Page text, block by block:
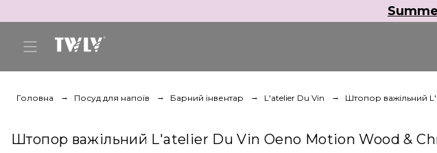
Головна Посуд для напоїв Барний інвентар L'atelier Du Vin Штопор важільний
Штопор важільний L'atelier Du Vin Oeno Motion Wood &